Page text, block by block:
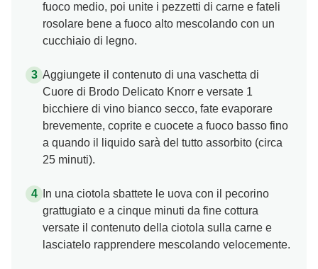
fuoco medio, poi unite i pezzetti di carne e fateli
rosolare bene a fuoco alto mescolando con un
cucchiaio di legno.
Aggiungete il contenuto di una vaschetta di
Cuore di Brodo Delicato Knorr e versate 1
bicchiere di vino bianco secco, fate evaporare
brevemente, coprite e cuocete a fuoco basso fino
a quando il liquido sarà del tutto assorbito (circa
25 minuti).
In una ciotola sbattete le uova con il pecorino
grattugiato e a cinque minuti da fine cottura
versate il contenuto della ciotola sulla carne e
lasciatelo rapprendere mescolando velocemente.